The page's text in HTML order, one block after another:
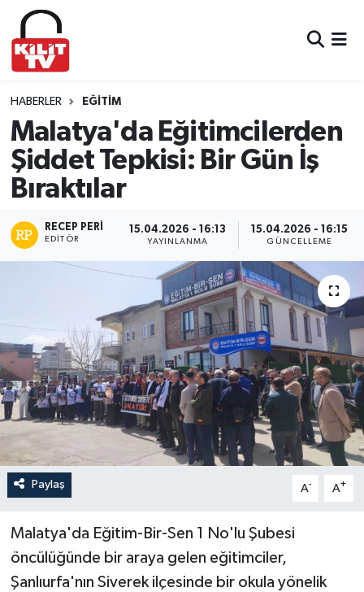
HABERLER EĞITIM
Malatya'da Eğitimcilerden
Şiddet Tepkisi: Bir Gün İş
Bıraktılar
RECEP PERI
EDITÖR
15.04.2026 - 16:13
YAYINLANMA
15.04.2026 - 16:15
GÜNCELLEME
Paylaş A- A+
Malatya'da Eğitim-Bir-Sen 1 No'lu Şubesi
öncülüğünde bir araya gelen eğitimciler,
Şanlıurfa'nın Siverek ilçesinde bir okula yönelik
Hava Durumu
Trafik Durumu
Süper Lig Puan Durumu ve Fikstür
Tüm Manşetler
Son Dakika Haberleri
Haber Arşivi